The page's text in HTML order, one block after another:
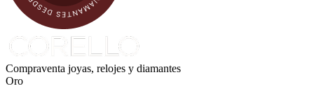
Compraventa joyas, relojes y diamantes
Oro